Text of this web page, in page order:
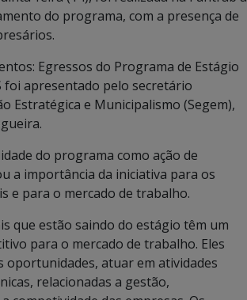
do programa, com a presença de
Egressos do Programa de Estágio
foi apresentado pelo secretário
Estratégica e Municipalismo (Segem),
do programa como ação de
a importância da iniciativa para os
e para o mercado de trabalho.
que estão saindo do estágio têm um
para o mercado de trabalho. Eles
oportunidades, atuar em atividades
relacionadas a gestão,